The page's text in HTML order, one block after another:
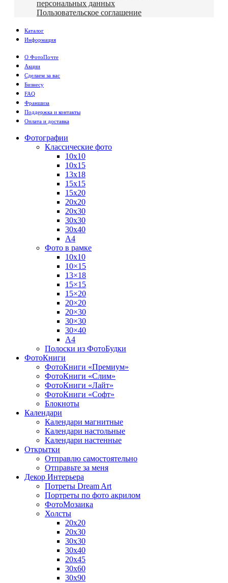
персональных данных
Пользовательское соглашение
Каталог
Информация
О ФотоПочте
Акции
Сделаем за вас
Бизнесу
FAQ
Франшиза
Поддержка и контакты
Оплата и доставка
Фотографии
Классические фото
10х10
10х15
13х18
15х15
15х20
20х20
20х30
30х30
30х40
А4
Фото в рамке
10х10
10×15
13×18
15×15
15×20
20×20
20×30
30×30
30×40
A4
Полоски из ФотоБудки
ФотоКниги
ФотоКниги «Премиум»
ФотоКниги «Слим»
ФотоКниги «Лайт»
ФотоКниги «Софт»
Блокноты
Календари
Календари магнитные
Календари настольные
Календари настенные
Открытки
Отправлю самостоятельно
Отправьте за меня
Декор Интерьера
Потреты Dream Art
Портреты по фото акрилом
ФотоМозаика
Холсты
20х20
20х30
30х30
30х40
20х45
30х60
30х90